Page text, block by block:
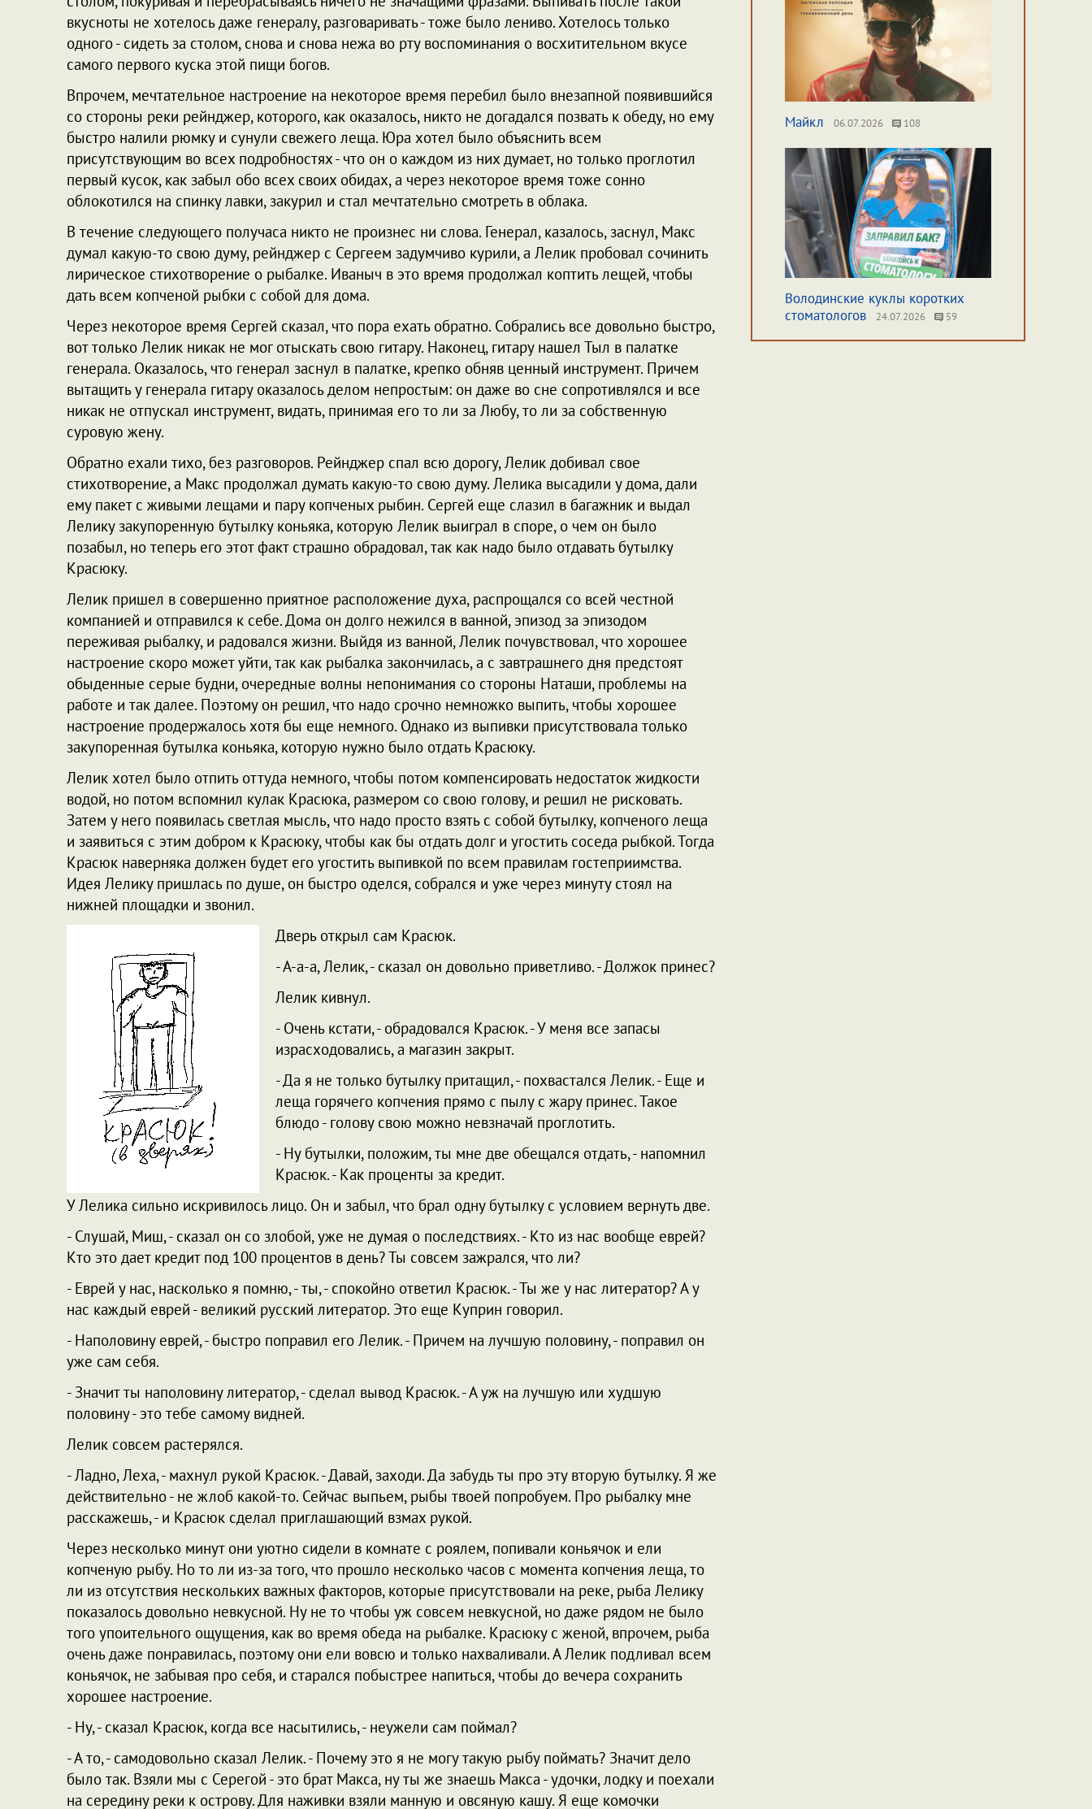
вкусноты не хотелось даже генералу, разговаривать - тоже было лениво. Хотелось только
одного - сидеть за столом, снова и снова нежа во рту воспоминания о восхитительном вкусе
самого первого куска этой пищи богов.
Впрочем, мечтательное настроение на некоторое время перебил было внезапной появившийся
со стороны реки рейнджер, которого, как оказалось, никто не догадался позвать к обеду, но ему
быстро налили рюмку и сунули свежего леща. Юра хотел было объяснить всем
присутствующим во всех подробностях - что он о каждом из них думает, но только проглотил
первый кусок, как забыл обо всех своих обидах, а через некоторое время тоже сонно
облокотился на спинку лавки, закурил и стал мечтательно смотреть в облака.
В течение следующего получаса никто не произнес ни слова. Генерал, казалось, заснул, Макс
думал какую-то свою думу, рейнджер с Сергеем задумчиво курили, а Лелик пробовал сочинить
лирическое стихотворение о рыбалке. Иваныч в это время продолжал коптить лещей, чтобы
дать всем копченой рыбки с собой для дома.
Через некоторое время Сергей сказал, что пора ехать обратно. Собрались все довольно быстро,
вот только Лелик никак не мог отыскать свою гитару. Наконец, гитару нашел Тыл в палатке
генерала. Оказалось, что генерал заснул в палатке, крепко обняв ценный инструмент. Причем
вытащить у генерала гитару оказалось делом непростым: он даже во сне сопротивлялся и все
никак не отпускал инструмент, видать, принимая его то ли за Любу, то ли за собственную
суровую жену.
Обратно ехали тихо, без разговоров. Рейнджер спал всю дорогу, Лелик добивал свое
стихотворение, а Макс продолжал думать какую-то свою думу. Лелика высадили у дома, дали
ему пакет с живыми лещами и пару копченых рыбин. Сергей еще слазил в багажник и выдал
Лелику закупоренную бутылку коньяка, которую Лелик выиграл в споре, о чем он было
позабыл, но теперь его этот факт страшно обрадовал, так как надо было отдавать бутылку
Красюку.
Лелик пришел в совершенно приятное расположение духа, распрощался со всей честной
компанией и отправился к себе. Дома он долго нежился в ванной, эпизод за эпизодом
переживая рыбалку, и радовался жизни. Выйдя из ванной, Лелик почувствовал, что хорошее
настроение скоро может уйти, так как рыбалка закончилась, а с завтрашнего дня предстоят
обыденные серые будни, очередные волны непонимания со стороны Наташи, проблемы на
работе и так далее. Поэтому он решил, что надо срочно немножко выпить, чтобы хорошее
настроение продержалось хотя бы еще немного. Однако из выпивки присутствовала только
закупоренная бутылка коньяка, которую нужно было отдать Красюку.
Лелик хотел было отпить оттуда немного, чтобы потом компенсировать недостаток жидкости
водой, но потом вспомнил кулак Красюка, размером со свою голову, и решил не рисковать.
Затем у него появилась светлая мысль, что надо просто взять с собой бутылку, копченого леща
и заявиться с этим добром к Красюку, чтобы как бы отдать долг и угостить соседа рыбкой. Тогда
Красюк наверняка должен будет его угостить выпивкой по всем правилам гостеприимства.
Идея Лелику пришлась по душе, он быстро оделся, собрался и уже через минуту стоял на
нижней площадки и звонил.
Дверь открыл сам Красюк.
- А-а-а, Лелик, - сказал он довольно приветливо. - Должок принес?
Лелик кивнул.
- Очень кстати, - обрадовался Красюк. - У меня все запасы
израсходовались, а магазин закрыт.
- Да я не только бутылку притащил, - похвастался Лелик. - Еще и
леща горячего копчения прямо с пылу с жару принес. Такое
блюдо - голову свою можно невзначай проглотить.
- Ну бутылки, положим, ты мне две обещался отдать, - напомнил
Красюк. - Как проценты за кредит.
У Лелика сильно искривилось лицо. Он и забыл, что брал одну бутылку с условием вернуть две.
- Слушай, Миш, - сказал он со злобой, уже не думая о последствиях. - Кто из нас вообще еврей?
Кто это дает кредит под 100 процентов в день? Ты совсем зажрался, что ли?
- Еврей у нас, насколько я помню, - ты, - спокойно ответил Красюк. - Ты же у нас литератор? А у
нас каждый еврей - великий русский литератор. Это еще Куприн говорил.
- Наполовину еврей, - быстро поправил его Лелик. - Причем на лучшую половину, - поправил он
уже сам себя.
- Значит ты наполовину литератор, - сделал вывод Красюк. - А уж на лучшую или худшую
половину - это тебе самому видней.
Лелик совсем растерялся.
- Ладно, Леха, - махнул рукой Красюк. - Давай, заходи. Да забудь ты про эту вторую бутылку. Я же
действительно - не жлоб какой-то. Сейчас выпьем, рыбы твоей попробуем. Про рыбалку мне
расскажешь, - и Красюк сделал приглашающий взмах рукой.
Через несколько минут они уютно сидели в комнате с роялем, попивали коньячок и ели
копченую рыбу. Но то ли из-за того, что прошло несколько часов с момента копчения леща, то
ли из отсутствия нескольких важных факторов, которые присутствовали на реке, рыба Лелику
показалось довольно невкусной. Ну не то чтобы уж совсем невкусной, но даже рядом не было
того упоительного ощущения, как во время обеда на рыбалке. Красюку с женой, впрочем, рыба
очень даже понравилась, поэтому они ели вовсю и только нахваливали. А Лелик подливал всем
коньячок, не забывая про себя, и старался побыстрее напиться, чтобы до вечера сохранить
хорошее настроение.
- Ну, - сказал Красюк, когда все насытились, - неужели сам поймал?
- А то, - самодовольно сказал Лелик. - Почему это я не могу такую рыбу поймать? Значит дело
было так. Взяли мы с Серегой - это брат Макса, ну ты же знаешь Макса - удочки, лодку и поехали
на середину реки к острову. Для наживки взяли манную и овсяную кашу. Я еще комочки
Майкл 06.07.2026 108
Володинские куклы коротких
стоматологов
24.07.2026 59